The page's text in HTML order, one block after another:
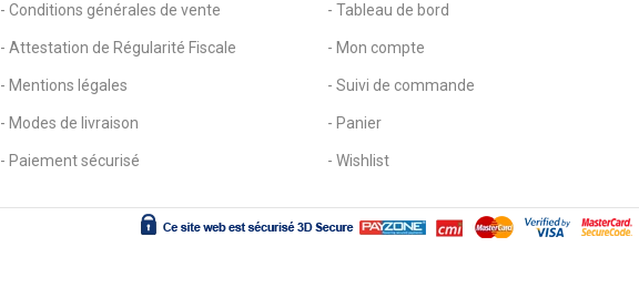
- Conditions générales de vente
- Attestation de Régularité Fiscale
- Mentions légales
- Modes de livraison
- Paiement sécurisé
- Tableau de bord
- Mon compte
- Suivi de commande
- Panier
- Wishlist